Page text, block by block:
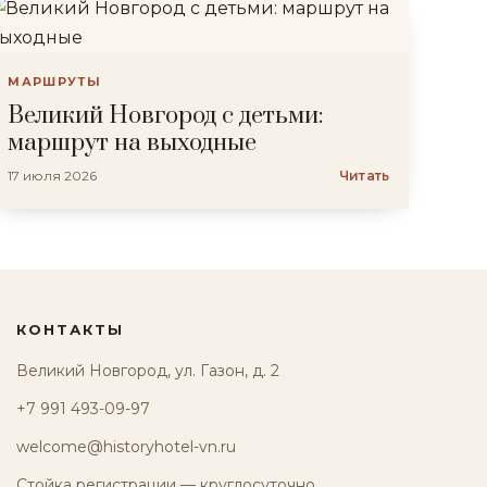
МАРШРУТЫ
Великий Новгород с детьми:
маршрут на выходные
17 июля 2026 Читать
КОНТАКТЫ
Великий Новгород, ул. Газон, д. 2
+7 991 493-09-97
welcome@historyhotel-vn.ru